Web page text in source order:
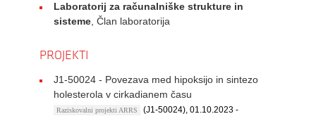
Laboratorij za računalniške strukture in
sisteme , Član laboratorija
PROJEKTI
J1-50024 - Povezava med hipoksijo in sintezo
holesterola v cirkadianem času
Raziskovalni projekti ARRS
(J1-50024), 01.10.2023 -